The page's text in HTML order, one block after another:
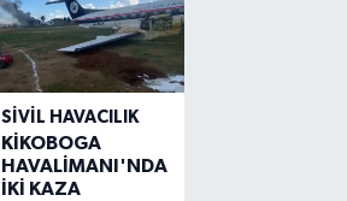
SIVIL HAVACILIK
KİKOBOGA
HAVALİMANI'NDA
İKİ KAZA